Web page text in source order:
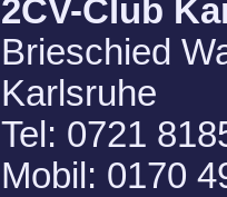
2CV-Club
Brieschied
Karlsruhe
Tel: 0721
Mobil: 0170